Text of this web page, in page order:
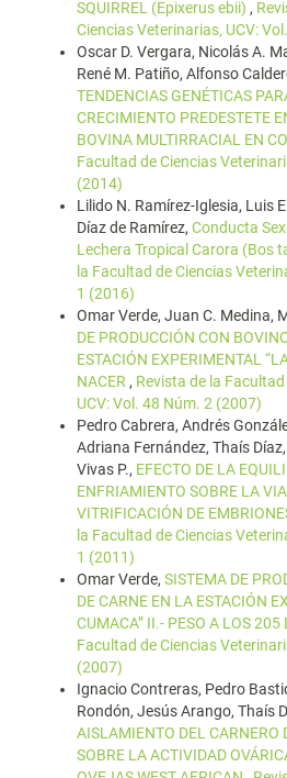
SQUIRREL (Epixerus ebii) ,
Ciencias Veterinarias, UCV:
Oscar D. Vergara, Nicolás A.
René M. Patiño, Alfonso
TENDENCIAS GENÉTICAS
CRECIMIENTO PREDESTETE
BOVINA MULTIRRACIAL EN
Facultad de Ciencias
(2014)
Lilido N. Ramírez-Iglesia, Luis
Díaz de Ramírez, Conducta
Lechera Tropical Carora (Bos
la Facultad de Ciencias
1 (2016)
Omar Verde, Juan C. Medina,
DE PRODUCCIÓN CON
ESTACIÓN EXPERIMENTAL
NACER, Revista de la
UCV: Vol. 48 Núm. 2 (2007)
Pedro Cabrera, Andrés
Adriana Fernández, Thaís
Vivas P., EFECTO DE LA
ENFRIAMIENTO SOBRE LA
VITRIFICACIÓN DE
la Facultad de Ciencias
1 (2011)
Omar Verde, SISTEMA DE
DE CARNE EN LA ESTACIÓN
CUMACA” II.- PESO A LOS 205
Facultad de Ciencias
(2007)
Ignacio Contreras, Pedro
Rondón, Jesús Arango, Thaís
AISLAMIENTO DEL CARNERO
SOBRE LA ACTIVIDAD